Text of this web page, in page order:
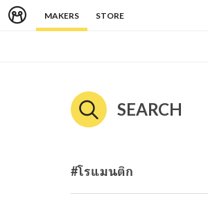
MAKERS STORE
SEARCH
#โรแมนติก